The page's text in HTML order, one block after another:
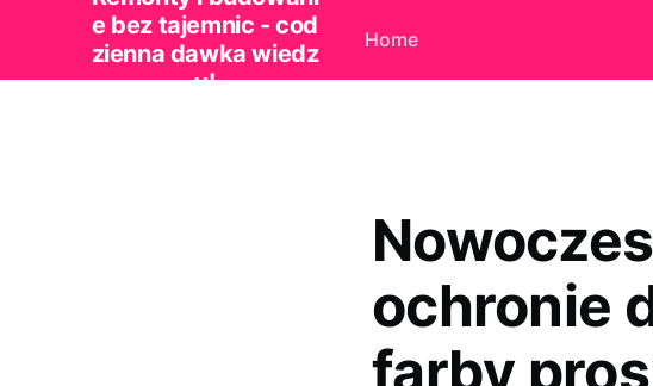
e bez tajemnic - cod
zienna dawka wiedz
y!
Home
ochronie
farby